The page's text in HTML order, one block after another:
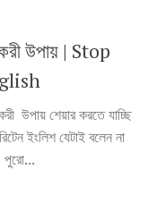
উপায় | Stop
উপায় শেয়ার করতে যাচ্ছি
ইংলিশ যেটাই বলেন না
পুরো...